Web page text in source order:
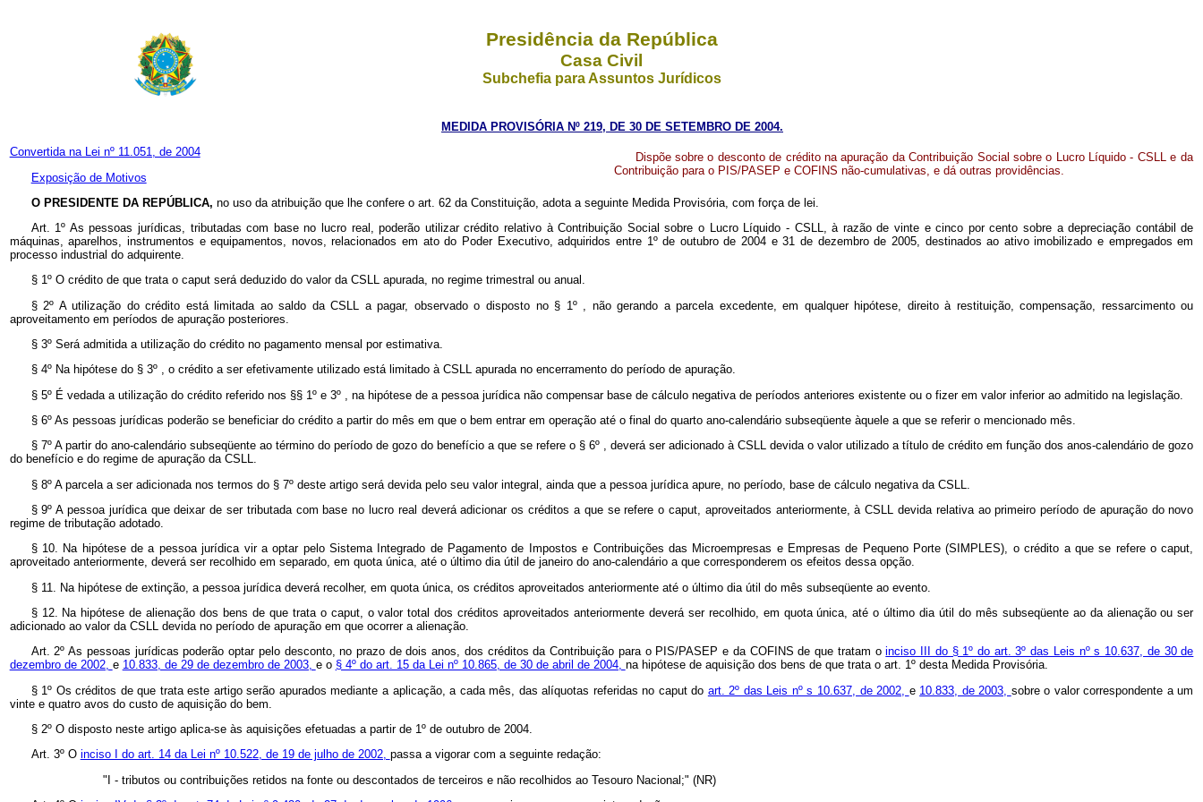
Presidência da República
Casa Civil
Subchefia para Assuntos Jurídicos
MEDIDA PROVISÓRIA Nº 219, DE 30 DE SETEMBRO DE 2004.
Convertida na Lei nº 11.051, de 2004
Exposição de Motivos
Dispõe sobre o desconto de crédito na apuração da Contribuição Social sobre o Lucro Líquido - CSLL e da
Contribuição para o PIS/PASEP e COFINS não-cumulativas, e dá outras providências.
O PRESIDENTE DA REPÚBLICA, no uso da atribuição que lhe confere o art. 62 da Constituição, adota a seguinte Medida Provisória, com força de lei.
Art. 1º As pessoas jurídicas, tributadas com base no lucro real, poderão utilizar crédito relativo à Contribuição Social sobre o Lucro Líquido - CSLL, à razão de vinte e cinco por cento sobre a depreciação contábil de
máquinas, aparelhos, instrumentos e equipamentos, novos, relacionados em ato do Poder Executivo, adquiridos entre 1º de outubro de 2004 e 31 de dezembro de 2005, destinados ao ativo imobilizado e empregados em
processo industrial do adquirente.
§ 1º O crédito de que trata o caput será deduzido do valor da CSLL apurada, no regime trimestral ou anual.
§ 2º A utilização do crédito está limitada ao saldo da CSLL a pagar, observado o disposto no § 1º , não gerando a parcela excedente, em qualquer hipótese, direito à restituição, compensação, ressarcimento ou
aproveitamento em períodos de apuração posteriores.
§ 3º Será admitida a utilização do crédito no pagamento mensal por estimativa.
§ 4º Na hipótese do § 3º , o crédito a ser efetivamente utilizado está limitado à CSLL apurada no encerramento do período de apuração.
§ 5º É vedada a utilização do crédito referido nos §§ 1º e 3º , na hipótese de a pessoa jurídica não compensar base de cálculo negativa de períodos anteriores existente ou o fizer em valor inferior ao admitido na legislação.
§ 6º As pessoas jurídicas poderão se beneficiar do crédito a partir do mês em que o bem entrar em operação até o final do quarto ano-calendário subseqüente àquele a que se referir o mencionado mês.
§ 7º A partir do ano-calendário subseqüente ao término do período de gozo do benefício a que se refere o § 6º , deverá ser adicionado à CSLL devida o valor utilizado a título de crédito em função dos anos-calendário de gozo
do benefício e do regime de apuração da CSLL.
§ 8º A parcela a ser adicionada nos termos do § 7º deste artigo será devida pelo seu valor integral, ainda que a pessoa jurídica apure, no período, base de cálculo negativa da CSLL.
§ 9º A pessoa jurídica que deixar de ser tributada com base no lucro real deverá adicionar os créditos a que se refere o caput, aproveitados anteriormente, à CSLL devida relativa ao primeiro período de apuração do novo
regime de tributação adotado.
§ 10. Na hipótese de a pessoa jurídica vir a optar pelo Sistema Integrado de Pagamento de Impostos e Contribuições das Microempresas e Empresas de Pequeno Porte (SIMPLES), o crédito a que se refere o caput,
aproveitado anteriormente, deverá ser recolhido em separado, em quota única, até o último dia útil de janeiro do ano-calendário a que corresponderem os efeitos dessa opção.
§ 11. Na hipótese de extinção, a pessoa jurídica deverá recolher, em quota única, os créditos aproveitados anteriormente até o último dia útil do mês subseqüente ao evento.
§ 12. Na hipótese de alienação dos bens de que trata o caput, o valor total dos créditos aproveitados anteriormente deverá ser recolhido, em quota única, até o último dia útil do mês subseqüente ao da alienação ou ser
adicionado ao valor da CSLL devida no período de apuração em que ocorrer a alienação.
Art. 2º As pessoas jurídicas poderão optar pelo desconto, no prazo de dois anos, dos créditos da Contribuição para o PIS/PASEP e da COFINS de que tratam oinciso III do § 1º do art. 3º das Leis nº s 10.637, de 30 de
dezembro de 2002, e 10.833, de 29 de dezembro de 2003, e o § 4º do art. 15 da Lei nº 10.865, de 30 de abril de 2004, na hipótese de aquisição dos bens de que trata o art. 1º desta Medida Provisória.
§ 1º Os créditos de que trata este artigo serão apurados mediante a aplicação, a cada mês, das alíquotas referidas no caput do art. 2º das Leis nº s 10.637, de 2002, e 10.833, de 2003, sobre o valor correspondente a um
vinte e quatro avos do custo de aquisição do bem.
§ 2º O disposto neste artigo aplica-se às aquisições efetuadas a partir de 1º de outubro de 2004.
Art. 3º O inciso I do art. 14 da Lei nº 10.522, de 19 de julho de 2002, passa a vigorar com a seguinte redação:
"I - tributos ou contribuições retidos na fonte ou descontados de terceiros e não recolhidos ao Tesouro Nacional;" (NR)